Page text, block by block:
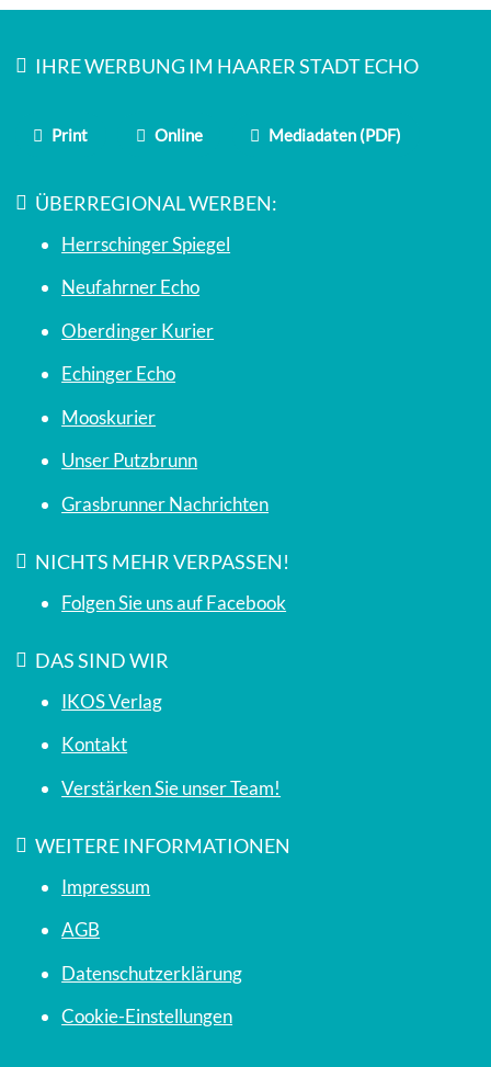
IHRE WERBUNG IM HAARER STADT ECHO
Print Online Mediadaten (PDF)
ÜBERREGIONAL WERBEN:
Herrschinger Spiegel
Neufahrner Echo
Oberdinger Kurier
Echinger Echo
Mooskurier
Unser Putzbrunn
Grasbrunner Nachrichten
NICHTS MEHR VERPASSEN!
Folgen Sie uns auf Facebook
DAS SIND WIR
IKOS Verlag
Kontakt
Verstärken Sie unser Team!
WEITERE INFORMATIONEN
Impressum
AGB
Datenschutzerklärung
Cookie-Einstellungen